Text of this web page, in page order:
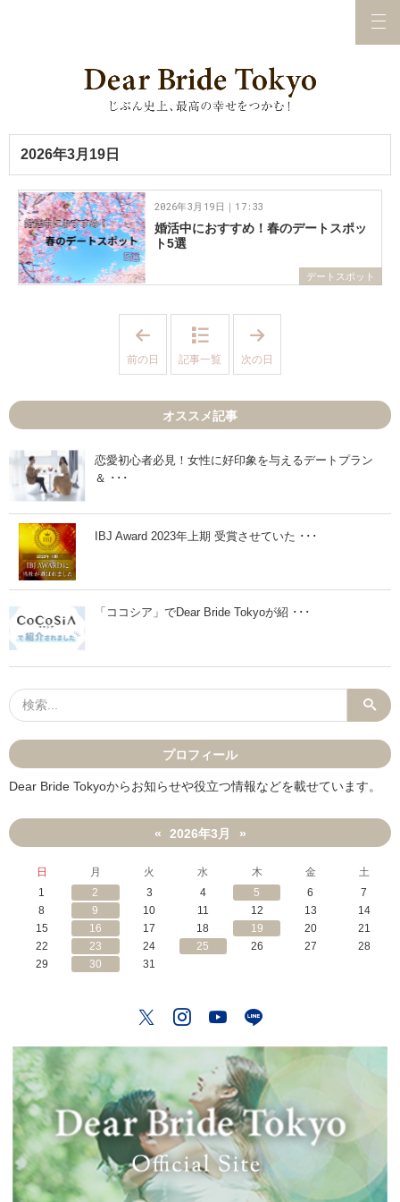
2026年3月19日
デートスポット
婚活中におすすめ！春のデートスポッ
ト5選
2026年3月19日｜17:33
6
3
月
1
日
」
前の日 記事一覧
6
3
2
日
」
次の日
オススメ記事
恋愛初心者必見！女性に好印象を与えるデートプラン
＆ ･･･
IBJ Award 2023年上期 受賞させていた ･･･
「ココシア」でDear Bride Tokyoが紹 ･･･
プロフィール
Dear Bride Tokyoからお知らせや役立つ情報などを載せています。
« 2026年3月 »
日 月 火 水 木 金
土
1
2 3 4 5 6
7
8
9 10 11 12 13
14
15
16 17 18 19 20
21
22
23 24 25 26 27
28
29
30 31
TwitterInstagram
YouTube